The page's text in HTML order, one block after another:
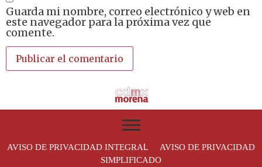
Guarda mi nombre, correo electrónico y web en
este navegador para la próxima vez que
comente.
AVISO DE PRIVACIDAD INTEGRAL AVISO DE PRIVACIDAD
SIMPLIFICADO